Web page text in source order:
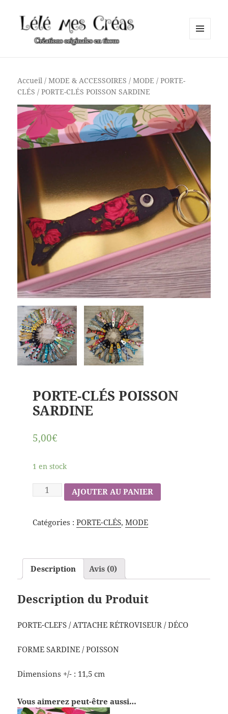
Accueil /MODE & ACCESSOIRES /MODE /PORTE-
CLÉS / PORTE-CLÉS POISSON SARDINE
PORTE-CLÉS POISSON
SARDINE
5,00€
1 en stock
AJOUTER AU PANIER
Catégories : PORTE-CLÉS, MODE
Description Avis (0)
Description du Produit
PORTE-CLEFS / ATTACHE RÉTROVISEUR / DÉCO
FORME SARDINE / POISSON
Dimensions +/- : 11,5 cm
Vous aimerez peut-être aussi…